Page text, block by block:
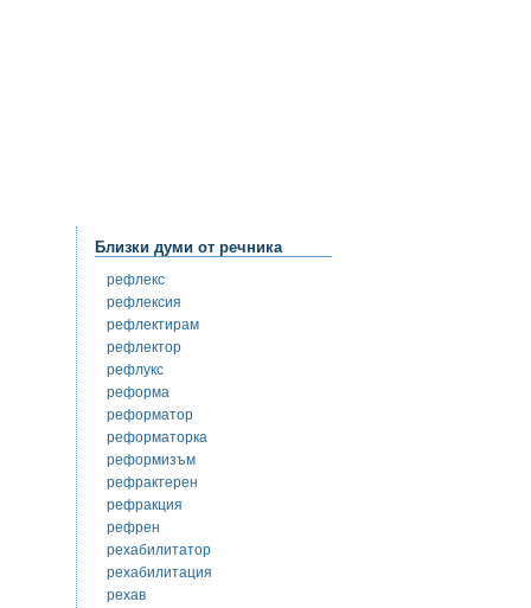
Близки думи от речника
рефлекс
рефлексия
рефлектирам
рефлектор
рефлукс
реформа
реформатор
реформаторка
реформизъм
рефрактерен
рефракция
рефрен
рехабилитатор
рехабилитация
рехав